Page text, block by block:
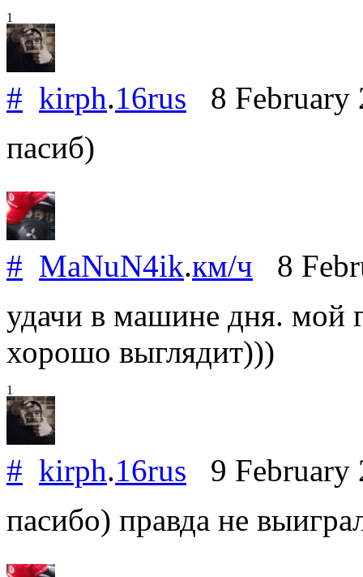
1
# kirph.16rus 8 February
пасиб)
# MaNuN4ik.км/ч 8
удачи в машине дня. мой
хорошо выглядит)))
1
# kirph.16rus 9 February
пасибо) правда не